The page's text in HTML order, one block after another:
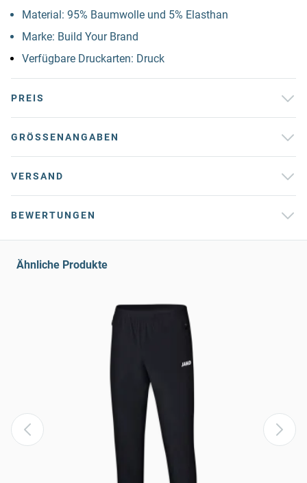
Material: 95% Baumwolle und 5% Elasthan
Marke: Build Your Brand
Verfügbare Druckarten: Druck
PREIS
GRÖSSENANGABEN
VERSAND
BEWERTUNGEN
Ähnliche Produkte